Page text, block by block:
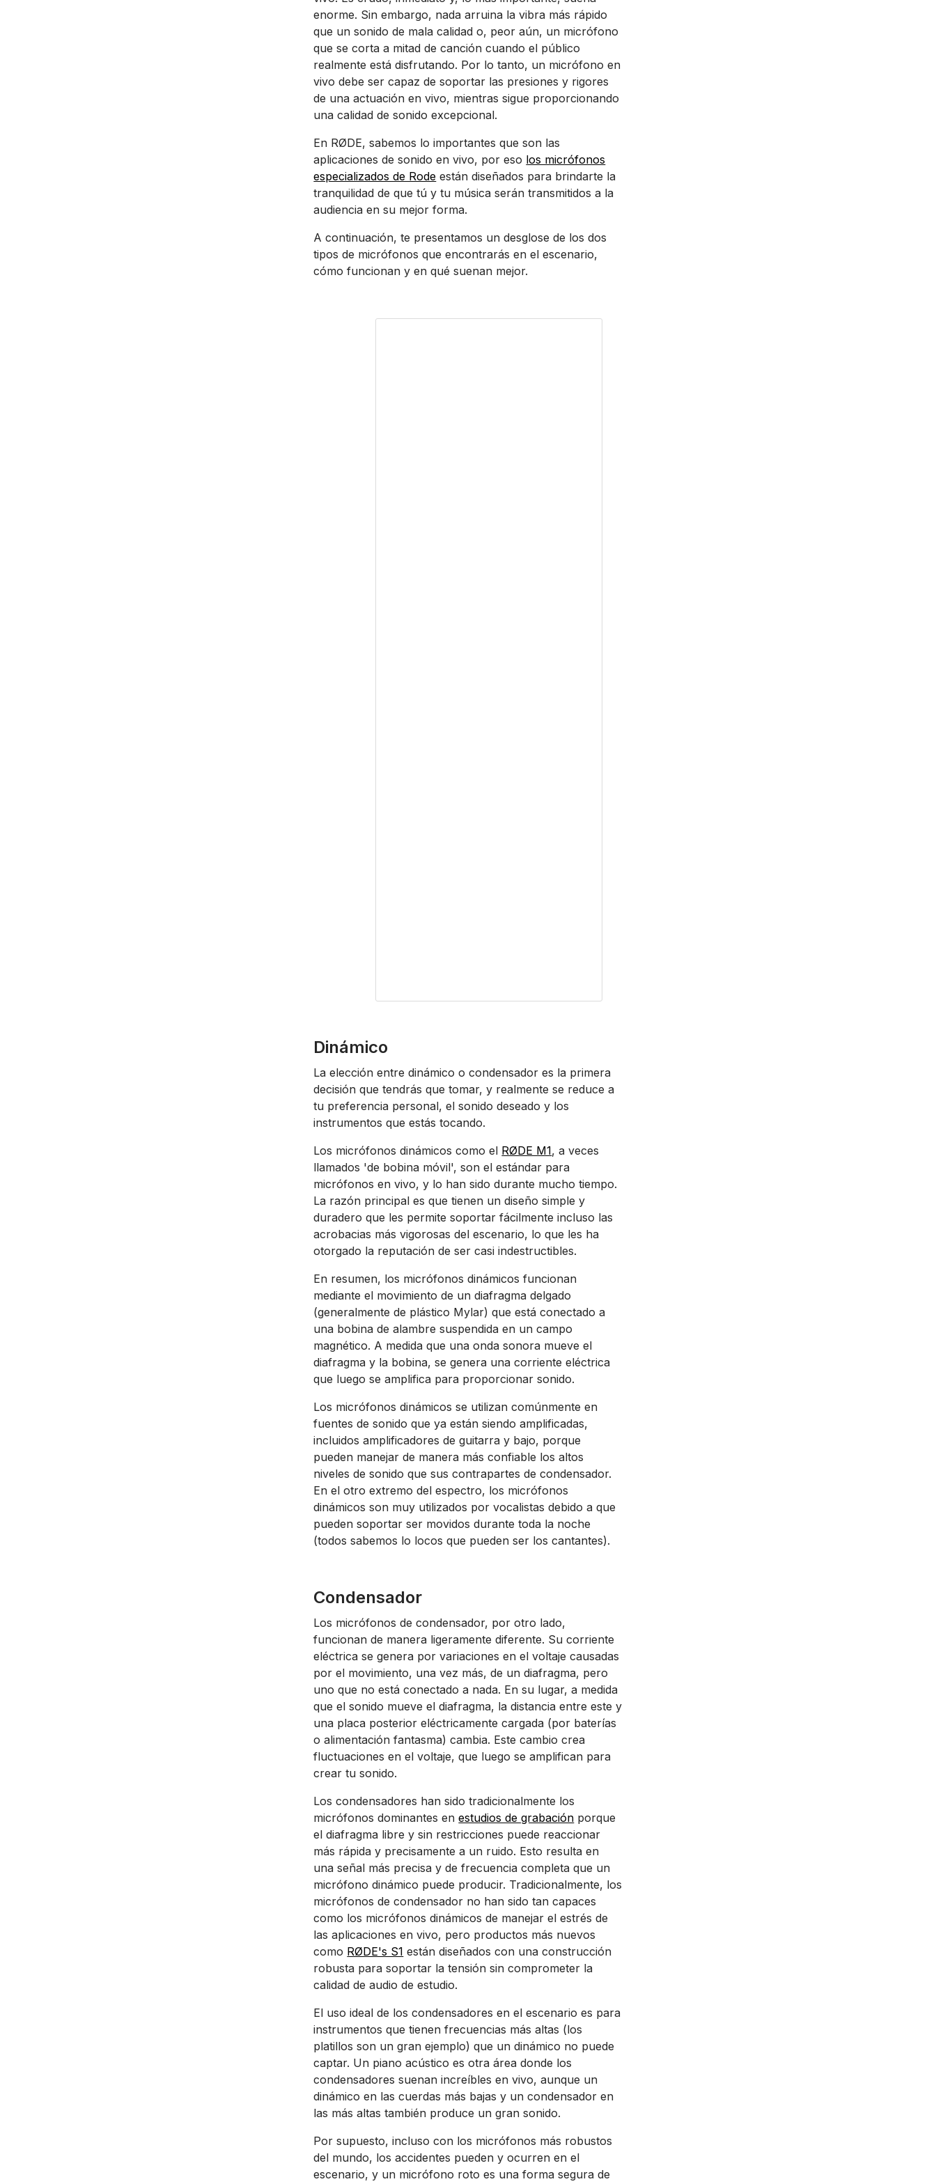
enorme. Sin embargo, nada arruina la vibra más rápido
que un sonido de mala calidad o, peor aún, un micrófono
que se corta a mitad de canción cuando el público
realmente está disfrutando. Por lo tanto, un micrófono en
vivo debe ser capaz de soportar las presiones y rigores
de una actuación en vivo, mientras sigue proporcionando
una calidad de sonido excepcional.
En RØDE, sabemos lo importantes que son las
aplicaciones de sonido en vivo, por eso los micrófonos
especializados de Rode están diseñados para brindarte la
tranquilidad de que tú y tu música serán transmitidos a la
audiencia en su mejor forma.
A continuación, te presentamos un desglose de los dos
tipos de micrófonos que encontrarás en el escenario,
cómo funcionan y en qué suenan mejor.
Dinámico
La elección entre dinámico o condensador es la primera
decisión que tendrás que tomar, y realmente se reduce a
tu preferencia personal, el sonido deseado y los
instrumentos que estás tocando.
Los micrófonos dinámicos como el RØDE M1, a veces
llamados 'de bobina móvil', son el estándar para
micrófonos en vivo, y lo han sido durante mucho tiempo.
La razón principal es que tienen un diseño simple y
duradero que les permite soportar fácilmente incluso las
acrobacias más vigorosas del escenario, lo que les ha
otorgado la reputación de ser casi indestructibles.
En resumen, los micrófonos dinámicos funcionan
mediante el movimiento de un diafragma delgado
(generalmente de plástico Mylar) que está conectado a
una bobina de alambre suspendida en un campo
magnético. A medida que una onda sonora mueve el
diafragma y la bobina, se genera una corriente eléctrica
que luego se amplifica para proporcionar sonido.
Los micrófonos dinámicos se utilizan comúnmente en
fuentes de sonido que ya están siendo amplificadas,
incluidos amplificadores de guitarra y bajo, porque
pueden manejar de manera más confiable los altos
niveles de sonido que sus contrapartes de condensador.
En el otro extremo del espectro, los micrófonos
dinámicos son muy utilizados por vocalistas debido a que
pueden soportar ser movidos durante toda la noche
(todos sabemos lo locos que pueden ser los cantantes).
Condensador
Los micrófonos de condensador, por otro lado,
funcionan de manera ligeramente diferente. Su corriente
eléctrica se genera por variaciones en el voltaje causadas
por el movimiento, una vez más, de un diafragma, pero
uno que no está conectado a nada. En su lugar, a medida
que el sonido mueve el diafragma, la distancia entre este y
una placa posterior eléctricamente cargada (por baterías
o alimentación fantasma) cambia. Este cambio crea
fluctuaciones en el voltaje, que luego se amplifican para
crear tu sonido.
Los condensadores han sido tradicionalmente los
micrófonos dominantes enestudios de grabación porque
el diafragma libre y sin restricciones puede reaccionar
más rápida y precisamente a un ruido. Esto resulta en
una señal más precisa y de frecuencia completa que un
micrófono dinámico puede producir. Tradicionalmente, los
micrófonos de condensador no han sido tan capaces
como los micrófonos dinámicos de manejar el estrés de
las aplicaciones en vivo, pero productos más nuevos
como RØDE's S1 están diseñados con una construcción
robusta para soportar la tensión sin comprometer la
calidad de audio de estudio.
El uso ideal de los condensadores en el escenario es para
instrumentos que tienen frecuencias más altas (los
platillos son un gran ejemplo) que un dinámico no puede
captar. Un piano acústico es otra área donde los
condensadores suenan increíbles en vivo, aunque un
dinámico en las cuerdas más bajas y un condensador en
las más altas también produce un gran sonido.
Por supuesto, incluso con los micrófonos más robustos
del mundo, los accidentes pueden y ocurren en el
escenario, y un micrófono roto es una forma segura de